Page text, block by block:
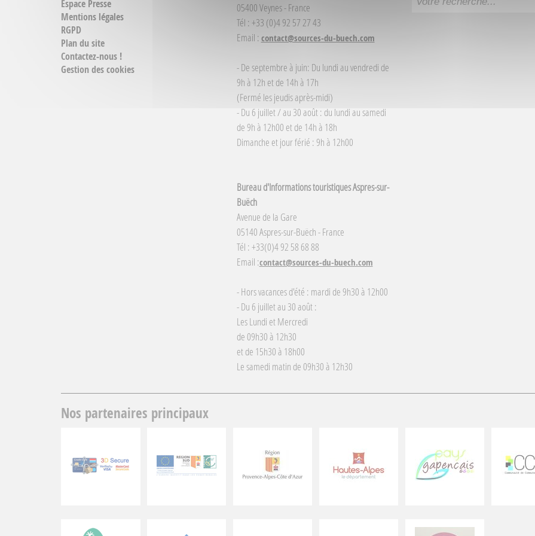
Espace Presse
Mentions légales
RGPD
Plan du site
Contactez-nous !
Gestion des cookies
05400 Veynes - France
Tél : +33 (0)4 92 57 27 43
Email : contact@sources-du-buech.com
- De septembre à juin: Du lundi au vendredi de
9h à 12h et de 14h à 17h
(Fermé les jeudis après-midi)
- Du 6 juillet / au 30 août : du lundi au samedi
de 9h à 12h00 et de 14h à 18h
Dimanche et jour férié : 9h à 12h00
Bureau d'Informations touristiques Aspres-sur-
Buëch
Avenue de la Gare
05140 Aspres-sur-Buëch - France
Tél : +33(0)4 92 58 68 88
Email :contact@sources-du-buech.com
- Hors vacances d'été : mardi de 9h30 à 12h00
- Du 6 juillet au 30 août :
Les Lundi et Mercredi
de 09h30 à 12h30
et de 15h30 à 18h00
Le samedi matin de 09h30 à 12h30
Nos partenaires principaux